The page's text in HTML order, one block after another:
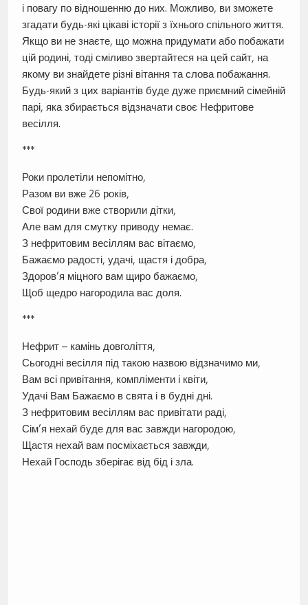
і повагу по відношенню до них. Можливо, ви зможете
згадати будь-які цікаві історії з їхнього спільного життя.
Якщо ви не знаєте, що можна придумати або побажати
цій родині, тоді сміливо звертайтеся на цей сайт, на
якому ви знайдете різні вітання та слова побажання.
Будь-який з цих варіантів буде дуже приємний сімейній
парі, яка збирається відзначати своє Нефритове
весілля.
***
Роки пролетіли непомітно,
Разом ви вже 26 років,
Свої родини вже створили дітки,
Але вам для смутку приводу немає.
З нефритовим весіллям вас вітаємо,
Бажаємо радості, удачі, щастя і добра,
Здоров’я міцного вам щиро бажаємо,
Щоб щедро нагородила вас доля.
***
Нефрит – камінь довголіття,
Сьогодні весілля під такою назвою відзначимо ми,
Вам всі привітання, компліменти і квіти,
Удачі Вам Бажаємо в свята і в будні дні.
З нефритовим весіллям вас привітати раді,
Сім’я нехай буде для вас завжди нагородою,
Щастя нехай вам посміхається завжди,
Нехай Господь зберігає від бід і зла.